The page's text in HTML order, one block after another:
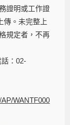
證明或工作證
傳。未完整上
規定者，不再
：02-
WANTF000